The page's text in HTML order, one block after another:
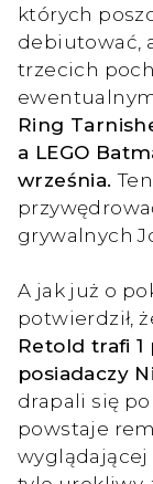
których
debiutować,
trzecich
Ring
a LEGO
września.
grywalnych
A jak już o
potwierdził,
Retold trafi
posiadaczy
drapali się
powstaje
wyglądającej